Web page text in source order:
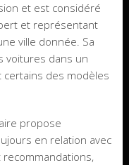
et est considéré
et représentant
ville donnée. Sa
voitures dans un
des modèles
propose
en relation avec